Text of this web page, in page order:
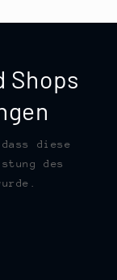
Shops
diese
des